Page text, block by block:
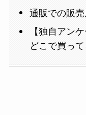
通販での販
【独自アン
どこで買って